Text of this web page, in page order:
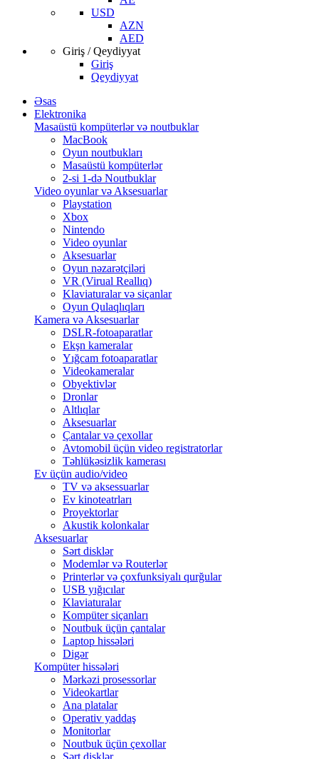
USD
AZN
AED
Giriş / Qeydiyyat
Giriş
Qeydiyyat
Əsas
Elektronika
Masaüstü kompüterlər və noutbuklar
MacBook
Oyun noutbukları
Masaüstü kompüterlər
2-si 1-də Noutbuklar
Video oyunlar və Aksesuarlar
Playstation
Xbox
Nintendo
Video oyunlar
Aksesuarlar
Oyun nəzarətçiləri
VR (Virual Reallıq)
Klaviaturalar və siçanlar
Oyun Qulaqlıqları
Kamera və Aksesuarlar
DSLR-fotoaparatlar
Ekşn kameralar
Yığcam fotoaparatlar
Videokameralar
Obyektivlər
Dronlar
Altlıqlar
Aksesuarlar
Çantalar və çexollar
Avtomobil üçün video registratorlar
Təhlükəsizlik kamerası
Ev üçün audio/video
TV və aksessuarlar
Ev kinoteatrları
Proyektorlar
Akustik kolonkalar
Aksesuarlar
Sərt disklər
Modemlər və Routerlər
Printerlər və çoxfunksiyalı qurğular
USB yığıcılar
Klaviaturalar
Kompüter siçanları
Noutbuk üçün çantalar
Laptop hissələri
Digər
Kompüter hissələri
Mərkəzi prosessorlar
Videokartlar
Ana platalar
Operativ yaddaş
Monitorlar
Noutbuk üçün çexollar
Sərt disklər